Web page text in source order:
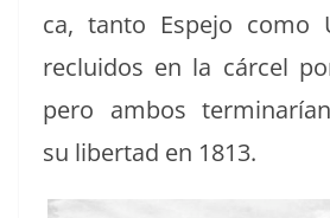
ca, tan­to Espe­jo como
reclu­i­dos en la cár­cel
pero ambos
su lib­er­tad en 1813.